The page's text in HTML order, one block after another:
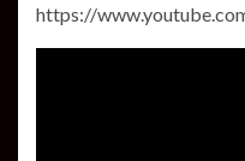
https://